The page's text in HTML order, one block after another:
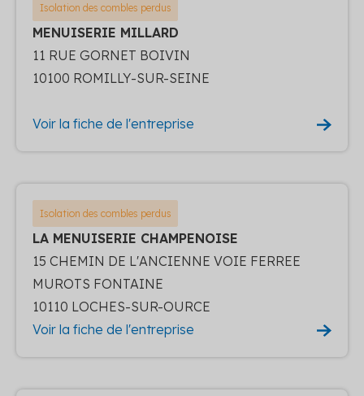
Isolation des combles perdus
MENUISERIE MILLARD
11 RUE GORNET BOIVIN
10100 ROMILLY-SUR-SEINE
Voir la fiche de l'entreprise
Isolation des combles perdus
LA MENUISERIE CHAMPENOISE
15 CHEMIN DE L'ANCIENNE VOIE FERREE
MUROTS FONTAINE
10110 LOCHES-SUR-OURCE
Voir la fiche de l'entreprise